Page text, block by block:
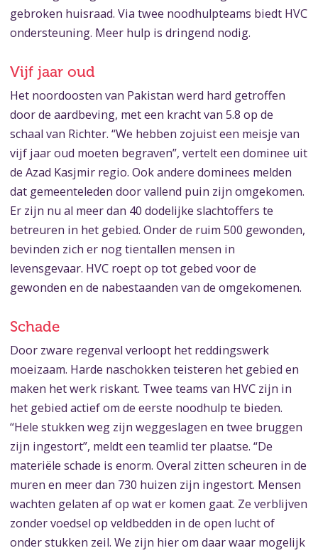
gebroken huisraad. Via twee noodhulpteams biedt HVC
ondersteuning. Meer hulp is dringend nodig.
Vijf jaar oud
Het noordoosten van Pakistan werd hard getroffen
door de aardbeving, met een kracht van 5.8 op de
schaal van Richter. “We hebben zojuist een meisje van
vijf jaar oud moeten begraven”, vertelt een dominee uit
de Azad Kasjmir regio. Ook andere dominees melden
dat gemeenteleden door vallend puin zijn omgekomen.
Er zijn nu al meer dan 40 dodelijke slachtoffers te
betreuren in het gebied. Onder de ruim 500 gewonden,
bevinden zich er nog tientallen mensen in
levensgevaar. HVC roept op tot gebed voor de
gewonden en de nabestaanden van de omgekomenen.
Schade
Door zware regenval verloopt het reddingswerk
moeizaam. Harde naschokken teisteren het gebied en
maken het werk riskant. Twee teams van HVC zijn in
het gebied actief om de eerste noodhulp te bieden.
“Hele stukken weg zijn weggeslagen en twee bruggen
zijn ingestort”, meldt een teamlid ter plaatse. “De
materiële schade is enorm. Overal zitten scheuren in de
muren en meer dan 730 huizen zijn ingestort. Mensen
wachten gelaten af op wat er komen gaat. Ze verblijven
zonder voedsel op veldbedden in de open lucht of
onder stukken zeil. We zijn hier om daar waar mogelijk